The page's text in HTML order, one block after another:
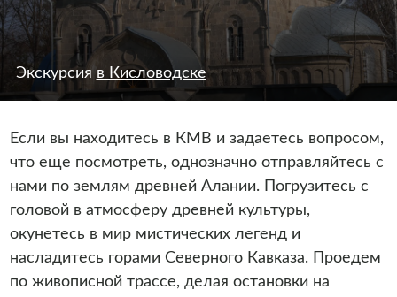
Экскурсия в Кисловодске
Если вы находитесь в КМВ и задаетесь вопросом,
что еще посмотреть, однозначно отправляйтесь с
нами по землям древней Алании. Погрузитесь с
головой в атмосферу древней культуры,
окунетесь в мир мистических легенд и
насладитесь горами Северного Кавказа. Проедем
по живописной трассе, делая остановки на